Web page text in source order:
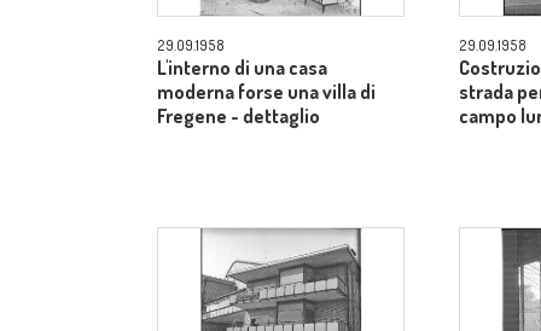
29.09.1958
L'interno di una casa
moderna forse una villa di
Fregene - dettaglio
29.09.1958
strada
campo